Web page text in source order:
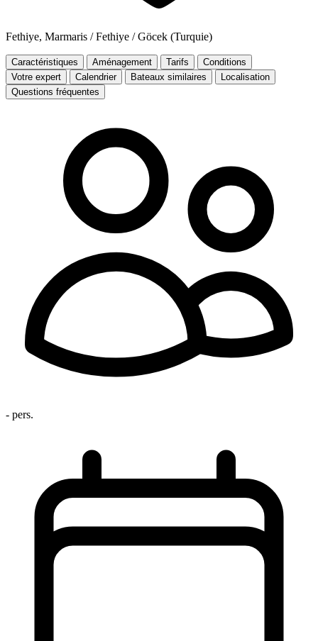
Fethiye, Marmaris / Fethiye / Göcek (Turquie)
Caractéristiques Aménagement Tarifs
Conditions
Votre expert
Calendrier Bateaux similaires
Localisation
Questions fréquentes
- pers.